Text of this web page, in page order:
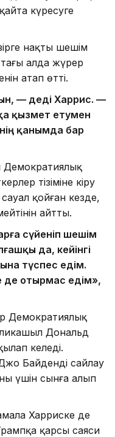
күресуге
нақты шешім
алда жүрер
атап өтті.
— деді Харрис. —
қызмет етумен
қанымда бар
Демократиялық
тізіміне кіру
қойған кезде,
айтты.
сүйеніп шешім
да, кейінгі
түспес едім.
отырмас едім»,
Демократиялық
Дональд
келеді.
Байденді сайлау
үшін сынға алып
Харриске де
қарсы саяси